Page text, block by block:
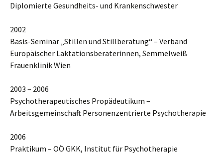
Diplomierte Gesundheits- und Krankenschwester
2002
Basis-Seminar „Stillen und Stillberatung“ – Verband
Europäischer Laktationsberaterinnen, Semmelweiß
Frauenklinik Wien
2003 – 2006
Psychotherapeutisches Propädeutikum –
Arbeitsgemeinschaft Personenzentrierte Psychotherapie
2006
Praktikum – OÖ GKK, Institut für Psychotherapie